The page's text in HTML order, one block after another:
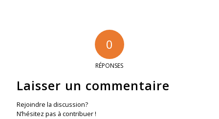
0
RÉPONSES
Laisser un commentaire
Rejoindre la discussion?
N’hésitez pas à contribuer !